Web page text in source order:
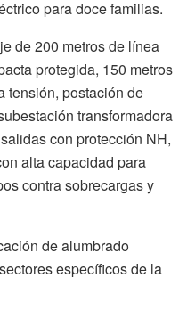
para doce familias.
de 200 metros de línea
protegida, 150 metros
tensión, postación de
transformadora
con protección NH,
alta capacidad para
contra sobrecargas y
de alumbrado
específicos de la